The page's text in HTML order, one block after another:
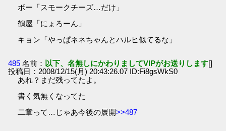
ボー「スモークチーズ…だけ」
鶴屋「にょろーん」
キョン「やっぱネネちゃんとハルヒ似てるな」
485 名前： 以下、名無しにかわりましてVIPがお送りします[]
投稿日：2008/12/15(月) 20:43:26.07 ID:Fi8gsWkS0
あれ？まだ残ってたよ。
書く気無くなってた
二章って…じゃあ今後の展開>>487